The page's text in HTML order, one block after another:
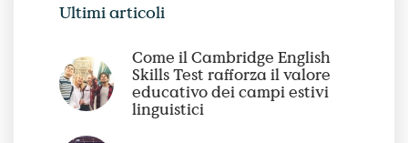
Ultimi articoli
Come il Cambridge English
Skills Test rafforza il valore
educativo dei campi estivi
linguistici